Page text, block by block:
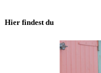
Hier findest du